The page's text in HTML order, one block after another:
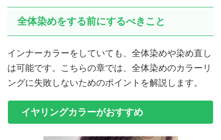
全体染めをする前にするべきこと
インナーカラーをしていても、全体染めや染め直し
は可能です。こちらの章では、全体染めのカラーリ
ングに失敗しないためのポイントを解説します。
イヤリングカラーがおすすめ